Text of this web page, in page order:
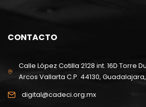
CONTACTO
Calle López Cotilla 2128 int. 16D Torre
Arcos Vallarta C.P. 44130,
digital@cadeci.org.mx